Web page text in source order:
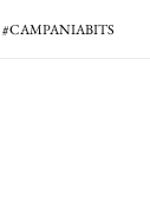
#CAMPANIABITS